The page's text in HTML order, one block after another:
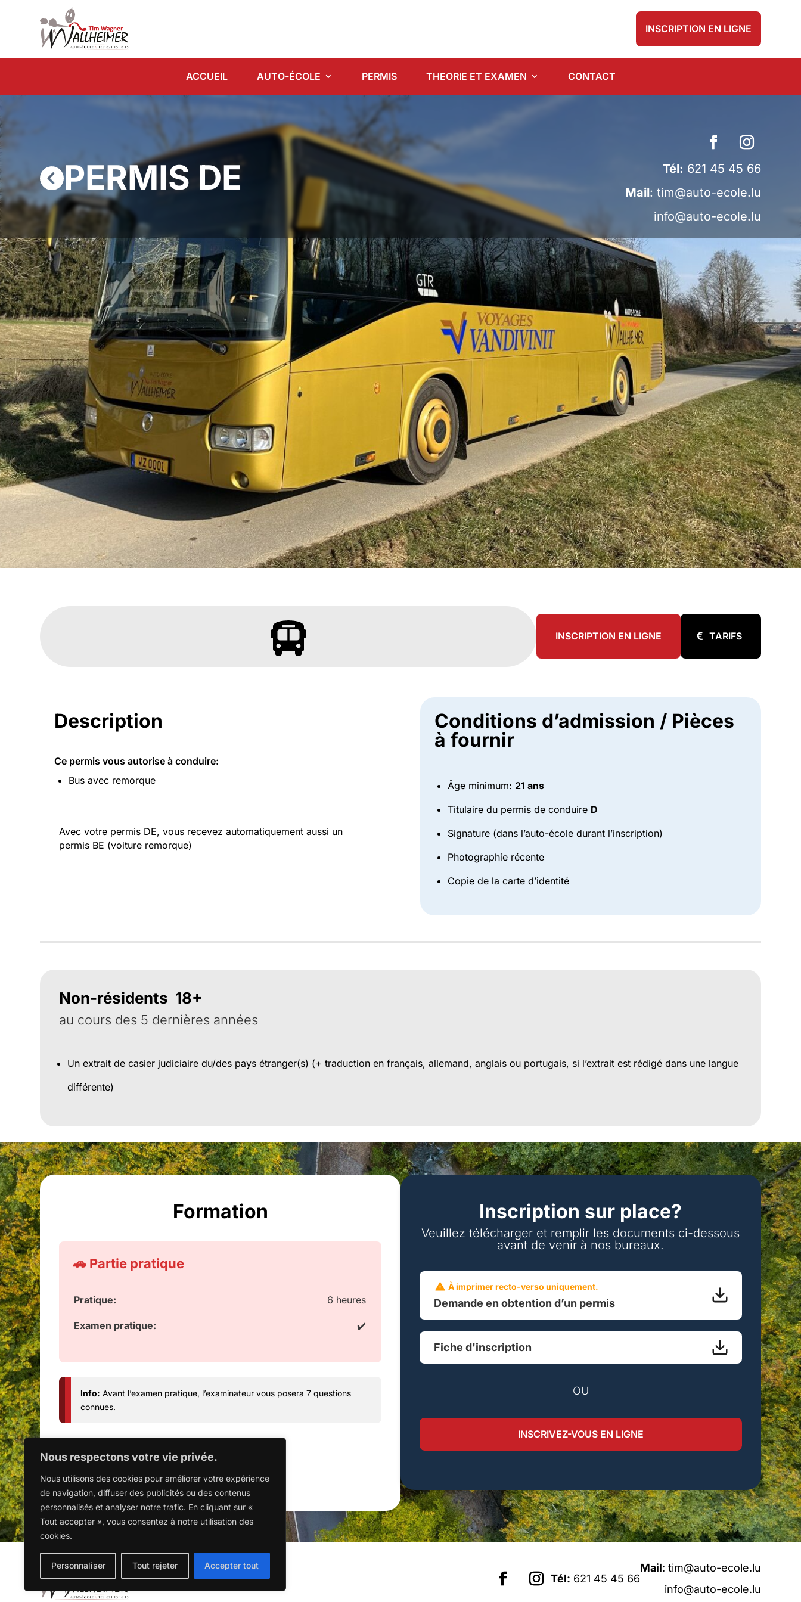
Nous respectons votre vie privée.
Nous utilisons des cookies pour améliorer votre expérience
de navigation, diffuser des publicités ou des contenus
personnalisés et analyser notre trafic. En cliquant sur «
Tout accepter », vous consentez à notre utilisation des
cookies.
Personnaliser Tout rejeter Accepter tout
INSCRIPTION EN LIGNE
ACCUEIL AUTO-ÉCOLE PERMIS THEORIE ET EXAMEN CONTACT
PERMIS DE Tél: 621 45 45 66
Mail: tim@auto-ecole.lu
info@auto-ecole.lu
INSCRIPTION EN LIGNE TARIFS
Description
Ce permis vous autorise à conduire:
Bus avec remorque
Avec votre permis DE, vous recevez automatiquement aussi un
permis BE (voiture remorque)
Conditions d’admission / Pièces
à fournir
Âge minimum: 21 ans
Titulaire du permis de conduire D
Signature (dans l’auto-école durant l’inscription)
Photographie récente
Copie de la carte d’identité
Non-résidents 18+
au cours des 5 dernières années
Un extrait de casier judiciaire du/des pays étranger(s) (+ traduction en français, allemand, anglais ou portugais, si l’extrait est rédigé dans une langue
différente)
Formation
🚗 Partie pratique
Pratique: 6 heures
Examen pratique: ✔️
Info: Avant l’examen pratique, l’examinateur vous posera 7 questions
connues.
Inscription sur place?
Veuillez télécharger et remplir les documents ci-dessous
avant de venir à nos bureaux.
À imprimer recto-verso uniquement.
Demande en obtention d’un permis
Fiche d'inscription
OU
INSCRIVEZ-VOUS EN LIGNE
Mentions légales Tél: 621 45 45 66
Mail: tim@auto-ecole.lu
info@auto-ecole.lu